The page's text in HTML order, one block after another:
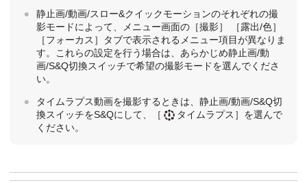
静止画/動画/スロー&クイックモーションのそれぞれの撮
影モードによって、メニュー画面の［撮影］
［露出/色］
［フォーカス］
タブで表示されるメニュー項目が異なりま
す。これらの設定を行う場合は、あらかじめ静止画/動
画/S&Q切換スイッチで希望の撮影モードを選んでくださ
い。
タイムラプス動画を撮影するときは、静止画/動画/S&Q切
換スイッチをS&Qにして、
［ タイムラプス］ を選んで
ください。